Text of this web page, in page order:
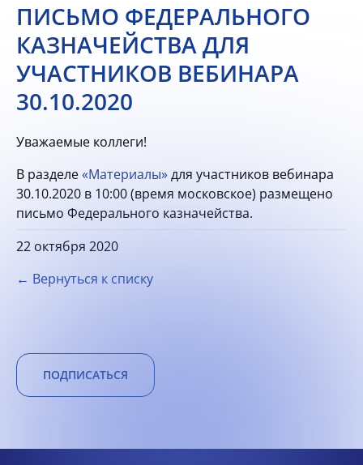
ПИСЬМО ФЕДЕРАЛЬНОГО
КАЗНАЧЕЙСТВА ДЛЯ
УЧАСТНИКОВ ВЕБИНАРА
30.10.2020
Уважаемые коллеги!
В разделе«Материалы»для участников вебинара
30.10.2020 в 10:00 (время московское) размещено
письмо Федерального казначейства.
22 октября 2020
← Вернуться к списку
ПОДПИСАТЬСЯ